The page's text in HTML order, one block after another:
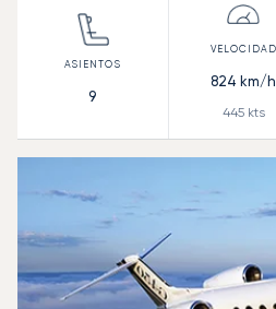
9
824 km/h
445kts